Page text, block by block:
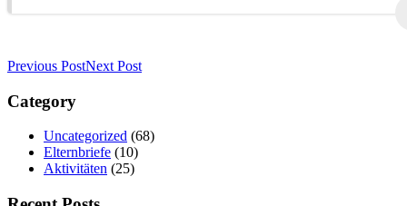
Previous PostNext Post
Category
Uncategorized (68)
Elternbriefe (10)
Aktivitäten (25)